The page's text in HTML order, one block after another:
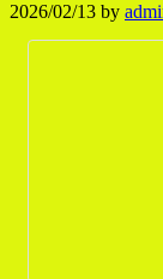
2026/02/13 by